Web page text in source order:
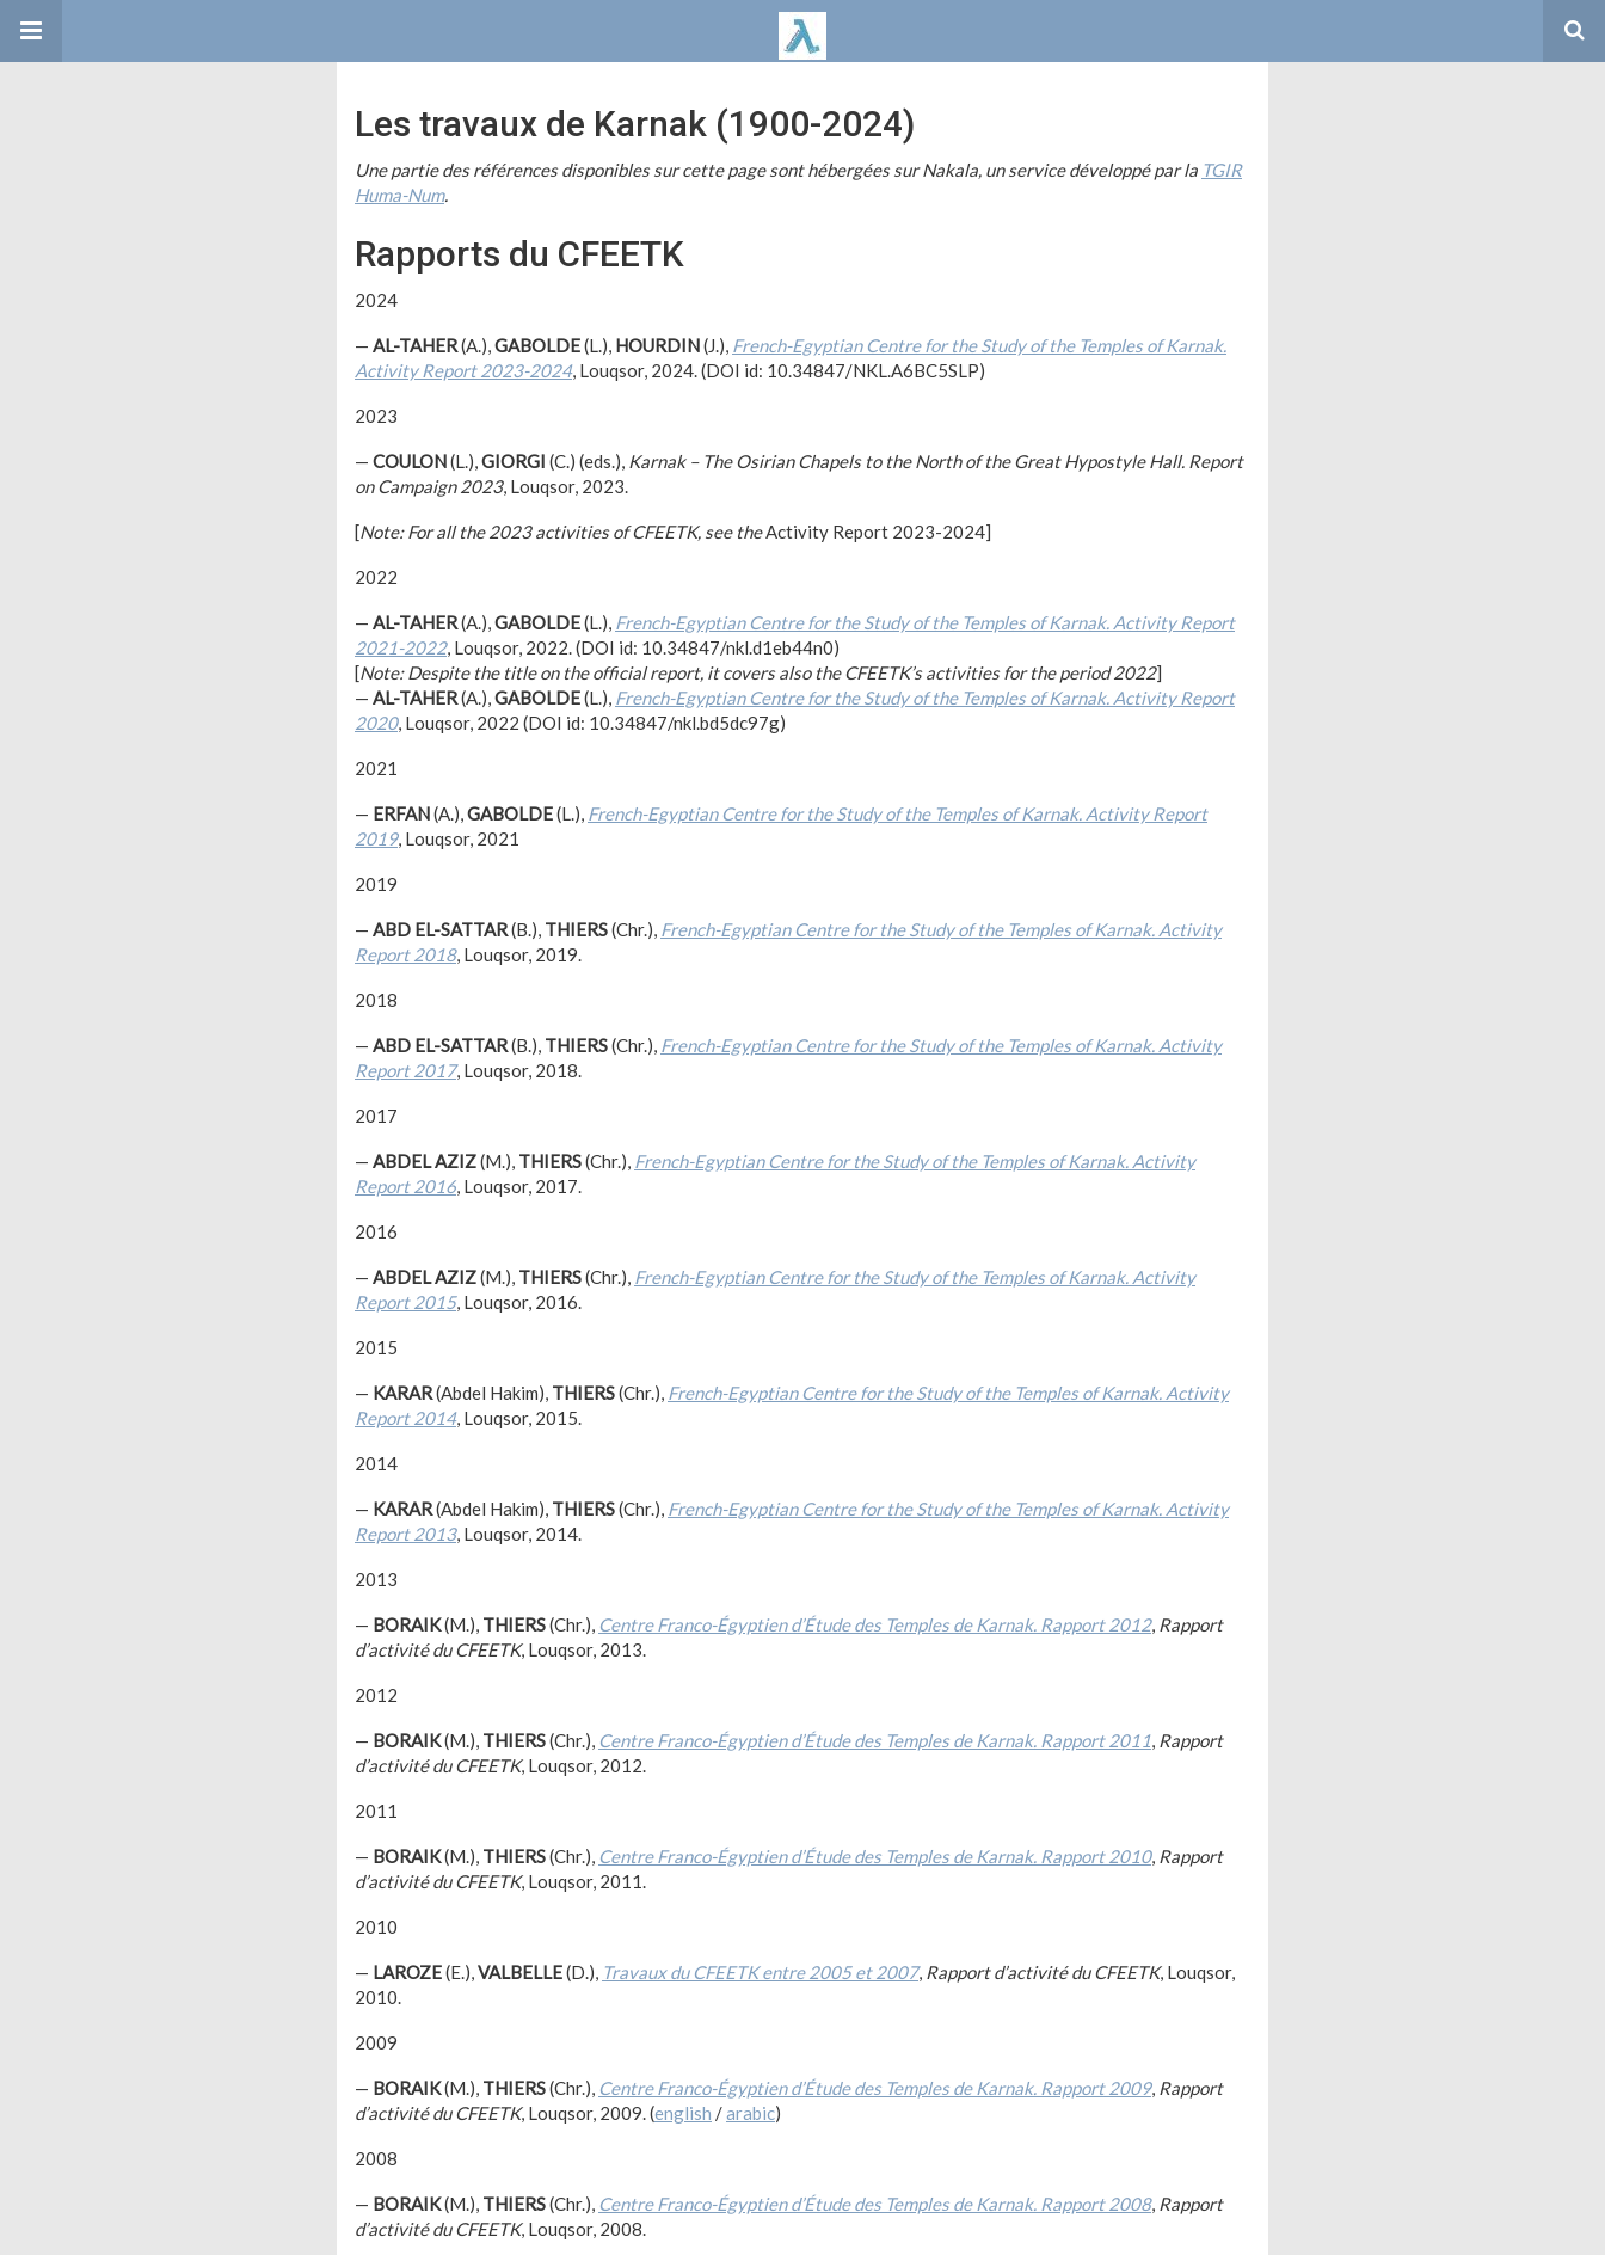
Les travaux de Karnak (1900-2024)
Une partie des références disponibles sur cette page sont hébergées sur Nakala, un service développé par la TGIR
Huma-Num.
Rapports du CFEETK
2024
— AL-TAHER(A.),GABOLDE(L.), HOURDIN(J.), French-Egyptian Centre for the Study of the Temples of Karnak.
Activity Report 2023-2024, Louqsor, 2024. (DOI id: 10.34847/NKL.A6BC5SLP)
2023
— COULON(L.),GIORGI (C.) (eds.), Karnak – The Osirian Chapels to the North of the Great Hypostyle Hall. Report
on Campaign 2023, Louqsor, 2023.
[Note: For all the 2023 activities of CFEETK, see theActivity Report 2023-2024]
2022
— AL-TAHER(A.),GABOLDE(L.), French-Egyptian Centre for the Study of the Temples of Karnak. Activity Report
2021-2022, Louqsor, 2022. (DOI id: 10.34847/nkl.d1eb44n0)
[Note: Despite the title on the official report, it covers also the CFEETK’s activities for the period 2022]
— AL-TAHER(A.),GABOLDE(L.), French-Egyptian Centre for the Study of the Temples of Karnak. Activity Report
2020, Louqsor, 2022 (DOI id: 10.34847/nkl.bd5dc97g)
2021
— ERFAN(A.),GABOLDE(L.), French-Egyptian Centre for the Study of the Temples of Karnak. Activity Report
2019, Louqsor, 2021
2019
— ABD EL-SATTAR(B.), THIERS(Chr.), French-Egyptian Centre for the Study of the Temples of Karnak. Activity
Report 2018, Louqsor, 2019.
2018
— ABD EL-SATTAR(B.), THIERS(Chr.), French-Egyptian Centre for the Study of the Temples of Karnak. Activity
Report 2017, Louqsor, 2018.
2017
— ABDEL AZIZ(M.), THIERS(Chr.), French-Egyptian Centre for the Study of the Temples of Karnak. Activity
Report 2016, Louqsor, 2017.
2016
— ABDEL AZIZ(M.), THIERS(Chr.), French-Egyptian Centre for the Study of the Temples of Karnak. Activity
Report 2015, Louqsor, 2016.
2015
— KARAR(Abdel Hakim), THIERS(Chr.), French-Egyptian Centre for the Study of the Temples of Karnak. Activity
Report 2014, Louqsor, 2015.
2014
— KARAR(Abdel Hakim), THIERS(Chr.), French-Egyptian Centre for the Study of the Temples of Karnak. Activity
Report 2013, Louqsor, 2014.
2013
— BORAIK(M.), THIERS(Chr.), Centre Franco-Égyptien d’Étude des Temples de Karnak. Rapport 2012, Rapport
d’activité du CFEETK, Louqsor, 2013.
2012
— BORAIK(M.), THIERS(Chr.), Centre Franco-Égyptien d’Étude des Temples de Karnak. Rapport 2011, Rapport
d’activité du CFEETK, Louqsor, 2012.
2011
— BORAIK(M.), THIERS(Chr.), Centre Franco-Égyptien d’Étude des Temples de Karnak. Rapport 2010, Rapport
d’activité du CFEETK, Louqsor, 2011.
2010
— LAROZE(E.),VALBELLE(D.), Travaux du CFEETK entre 2005 et 2007, Rapport d’activité du CFEETK, Louqsor,
2010.
2009
— BORAIK(M.), THIERS(Chr.), Centre Franco-Égyptien d’Étude des Temples de Karnak. Rapport 2009, Rapport
d’activité du CFEETK, Louqsor, 2009. (english /arabic)
2008
— BORAIK(M.), THIERS(Chr.), Centre Franco-Égyptien d’Étude des Temples de Karnak. Rapport 2008, Rapport
d’activité du CFEETK, Louqsor, 2008.